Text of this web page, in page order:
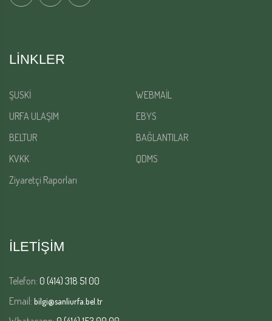
LINKLER
ŞUSKİ
WEBMAİL
URFA ULAŞIM
EBYS
BELTUR
BAĞLANTILAR
KVKK
QDMS
Ziyaretçi Raporları
İLETİŞİM
Telefon: 0 (414) 318 51 00
Email: bilgi@sanliurfa.bel.tr